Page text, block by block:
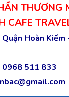
THƯƠNG
CAFE
Hoàn Kiếm
0968 511 833